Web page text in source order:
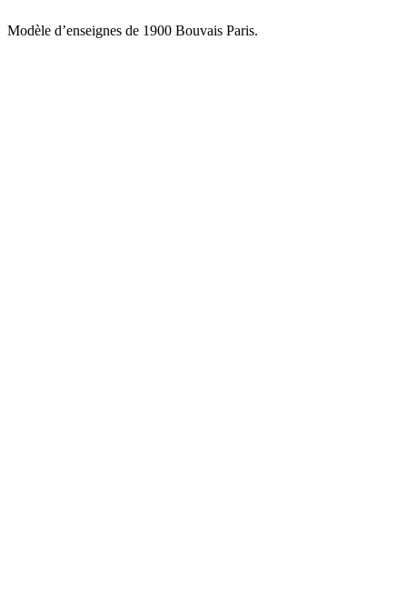
Modèle d’enseignes de 1900 Bouvais Paris.